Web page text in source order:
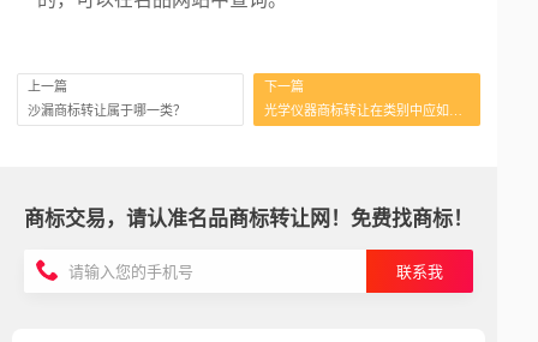
上一篇
沙漏商标转让属于哪一类？
下一篇
商标交易，请认准名品商标转让网！免费找商标！
联系我